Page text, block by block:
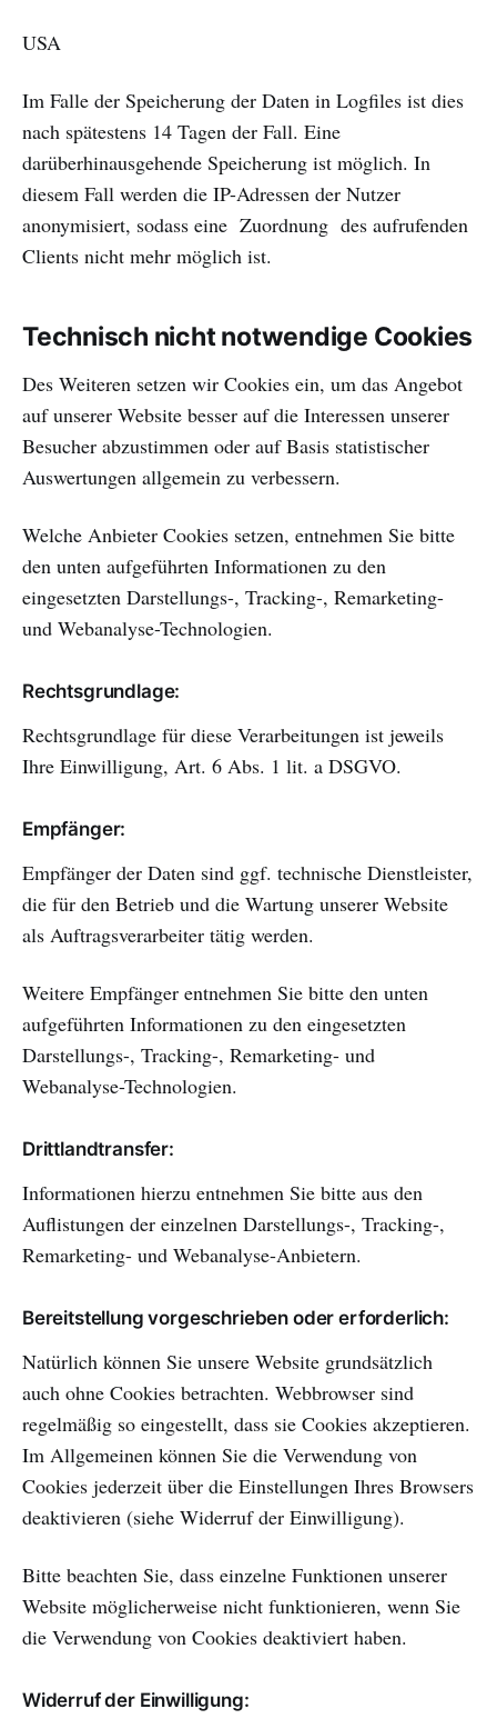
USA
Im Falle der Speicherung der Daten in Logfiles ist dies
nach spätestens 14 Tagen der Fall. Eine
darüberhinausgehende Speicherung ist möglich. In
diesem Fall werden die IP-Adressen der Nutzer
anonymisiert, sodass eine Zuordnung des aufrufenden
Clients nicht mehr möglich ist.
Technisch nicht notwendige Cookies
Des Weiteren setzen wir Cookies ein, um das Angebot
auf unserer Website besser auf die Interessen unserer
Besucher abzustimmen oder auf Basis statistischer
Auswertungen allgemein zu verbessern.
Welche Anbieter Cookies setzen, entnehmen Sie bitte
den unten aufgeführten Informationen zu den
eingesetzten Darstellungs-, Tracking-, Remarketing-
und Webanalyse-Technologien.
Rechtsgrundlage:
Rechtsgrundlage für diese Verarbeitungen ist jeweils
Ihre Einwilligung, Art. 6 Abs. 1 lit. a DSGVO.
Empfänger:
Empfänger der Daten sind ggf. technische Dienstleister,
die für den Betrieb und die Wartung unserer Website
als Auftragsverarbeiter tätig werden.
Weitere Empfänger entnehmen Sie bitte den unten
aufgeführten Informationen zu den eingesetzten
Darstellungs-, Tracking-, Remarketing- und
Webanalyse-Technologien.
Drittlandtransfer:
Informationen hierzu entnehmen Sie bitte aus den
Auflistungen der einzelnen Darstellungs-, Tracking-,
Remarketing- und Webanalyse-Anbietern.
Bereitstellung vorgeschrieben oder erforderlich:
Natürlich können Sie unsere Website grundsätzlich
auch ohne Cookies betrachten. Webbrowser sind
regelmäßig so eingestellt, dass sie Cookies akzeptieren.
Im Allgemeinen können Sie die Verwendung von
Cookies jederzeit über die Einstellungen Ihres Browsers
deaktivieren (siehe Widerruf der Einwilligung).
Bitte beachten Sie, dass einzelne Funktionen unserer
Website möglicherweise nicht funktionieren, wenn Sie
die Verwendung von Cookies deaktiviert haben.
Widerruf der Einwilligung: